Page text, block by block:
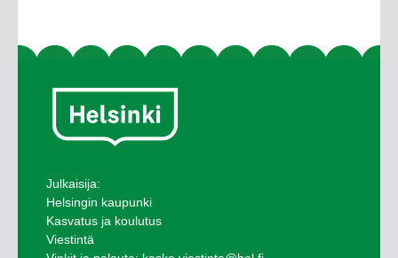
Julkaisija:
Helsingin kaupunki
Kasvatus ja koulutus
Viestintä